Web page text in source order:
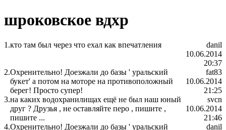
шроковское вдхр
1.кто там был через что ехал как впечатления
danil
10.06.2014
20:37
2.Охренительно! Доезжали до базы ' уральский
букет' а потом на моторе на противоположный
берег! Просто супер!
fat83
10.06.2014
21:25
3.на каких водохранилищах ещё не был наш юный
друг ? Друзья , не оставляйте перо , пишите ,
пишите ...
svcn
10.06.2014
21:46
4.Охренительно! Доезжали до базы ' уральский
danil